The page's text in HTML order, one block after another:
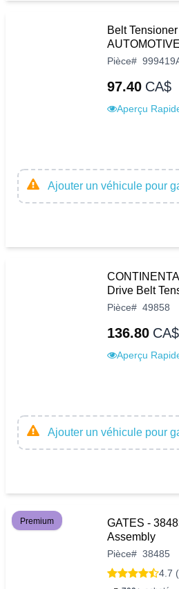
Belt
Pièce#
97.40 CA$
Aperçu
Ajouter un véhicule pour
Drive Belt
Pièce# 49858
136.80 CA$
Aperçu
Ajouter un véhicule pour
Premium
GATES -
Assembly
Pièce# 38485
4.7